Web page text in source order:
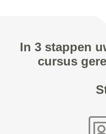
In 3 stappen
cursus